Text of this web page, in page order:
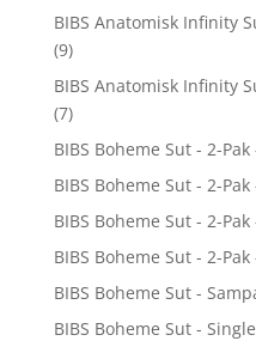
BIBS Anatomisk Infinity
(9)
BIBS Anatomisk Infinity
(7)
BIBS Boheme Sut - 2-Pak
BIBS Boheme Sut - 2-
BIBS Boheme Sut - 2-Pak
BIBS Boheme Sut - 2-
BIBS Boheme Sut -
BIBS Boheme Sut -